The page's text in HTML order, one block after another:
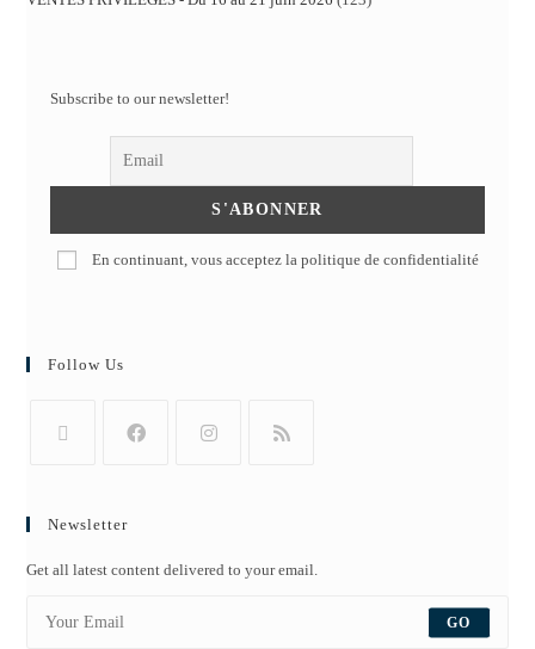
Subscribe to our newsletter!
En continuant, vous acceptez la politique de confidentialité
Follow Us
Newsletter
Get all latest content delivered to your email.
GO